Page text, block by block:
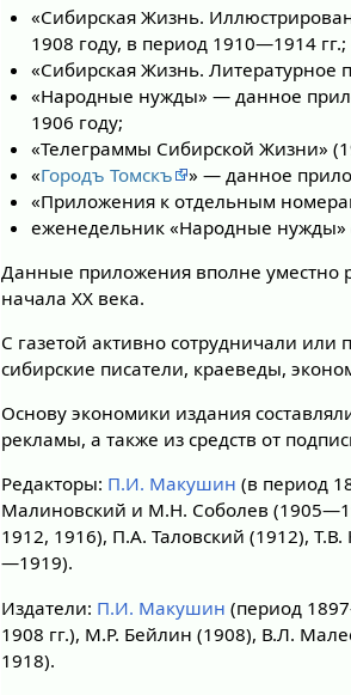
«Сибирская Жизнь.
1908 году, в период 1910—1914 гг.;
«Сибирская Жизнь. Литературное
«Народные нужды» — данное
1906 году;
«Телеграммы Сибирской Жизни»
«Городъ Томскъ
» — данное
«Приложения к отдельным
еженедельник «Народные нужды»
Данные приложения вполне уместно
начала XX века.
С газетой активно сотрудничали или
сибирские писатели, краеведы,
Основу экономики издания
рекламы, а также из средств от
Редакторы: П.И. Макушин (в период
Малиновский и М.Н. Соболев
1912, 1916), П.А. Таловский (1912),
—1919).
Издатели: П.И. Макушин (период
1908 гг.), М.Р. Бейлин (1908), В.Л.
1918).